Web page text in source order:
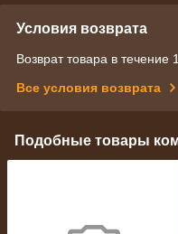
Условия возврата
Возврат товара в течение
Все условия возврата
Подобные товары